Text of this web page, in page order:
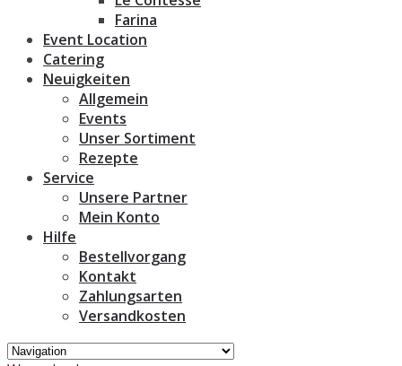
Farina
Event Location
Catering
Neuigkeiten
Allgemein
Events
Unser Sortiment
Rezepte
Service
Unsere Partner
Mein Konto
Hilfe
Bestellvorgang
Kontakt
Zahlungsarten
Versandkosten